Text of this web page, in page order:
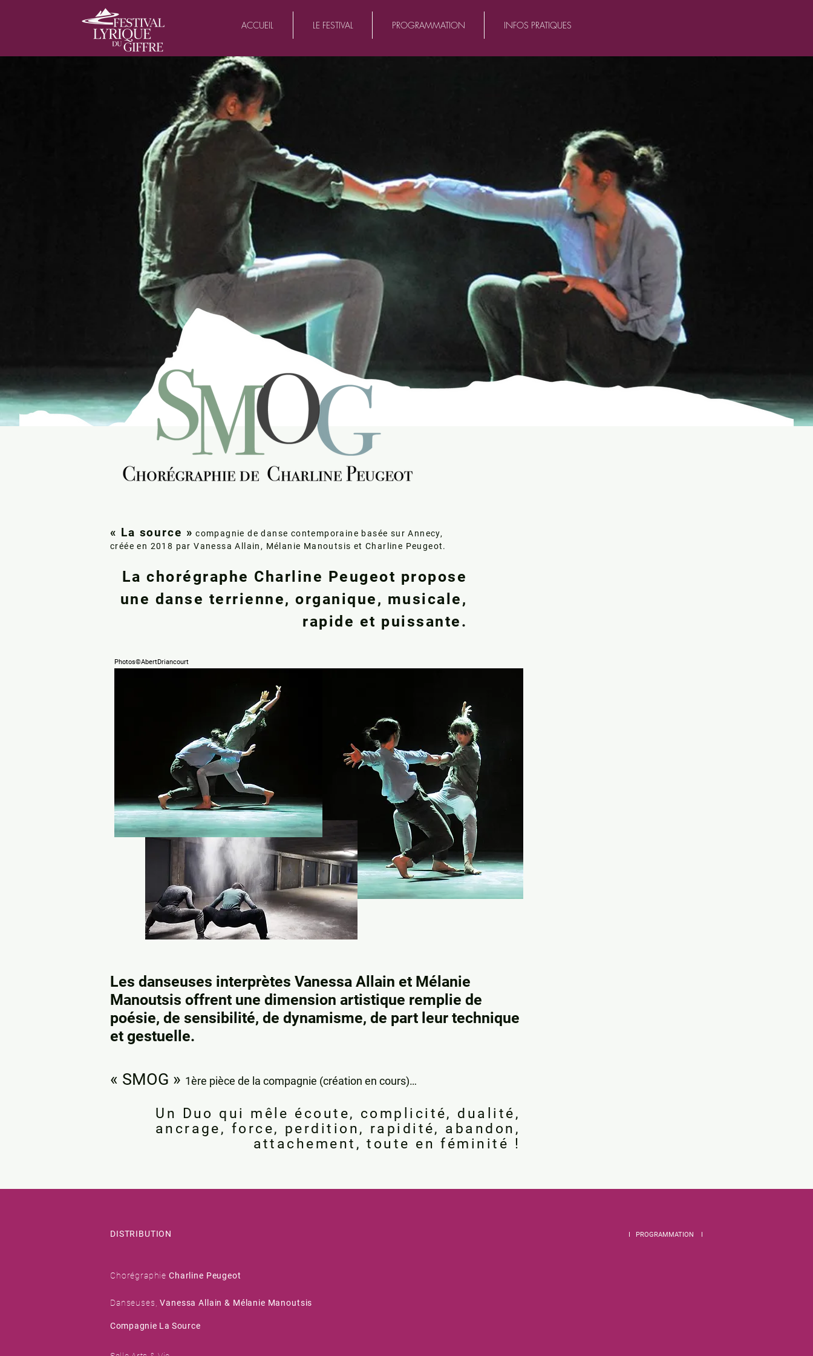
ACCUEIL LE FESTIVAL PROGRAMMATION INFOS PRATIQUES
« La source » compagnie de danse contemporaine basée sur Annecy,
créée en 2018 par Vanessa Allain, Mélanie Manoutsis et Charline Peugeot.
La chorégraphe Charline Peugeot propose
une danse terrienne, organique, musicale,
rapide et puissante.
Photos©AbertDriancourt
Les danseuses interprètes Vanessa Allain et Mélanie
Manoutsis offrent une dimension artistique remplie de
poésie, de sensibilité, de dynamisme, de part leur technique
et gestuelle.
« SMOG » 1ère pièce de la compagnie (création en cours)…
Un Duo qui mêle écoute, complicité, dualité,
ancrage, force, perdition, rapidité, abandon,
attachement, toute en féminité !
DISTRIBUTION I PROGRAMMATION I
ChorégraphieCharline Peugeot
​Danseuses,Vanessa Allain & Mélanie Manoutsis
Compagnie La Source